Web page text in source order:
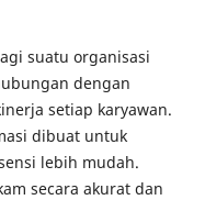
suatu organisasi
dengan
setiap karyawan.
dibuat untuk
lebih mudah.
secara akurat dan